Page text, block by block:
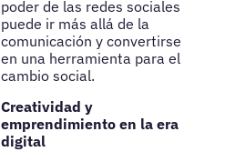
poder de las redes sociales
puede ir más allá de la
comunicación y convertirse
en una herramienta para el
cambio social.
Creatividad y
emprendimiento en la era
digital